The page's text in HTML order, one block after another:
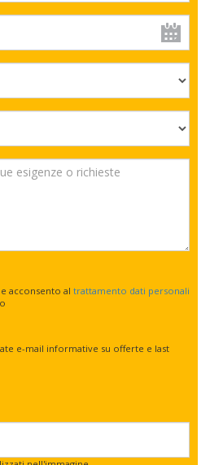
e acconsento al trattamento dati personali
e-mail informative su offerte e last